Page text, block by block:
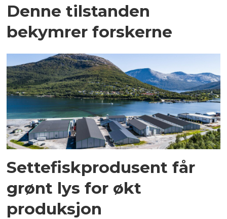
Denne tilstanden
bekymrer forskerne
Settefiskprodusent får
grønt lys for økt
produksjon